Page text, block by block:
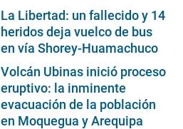
La Libertad: un fallecido y 14
heridos deja vuelco de bus
en vía Shorey-Huamachuco
Volcán Ubinas inició proceso
eruptivo: la inminente
evacuación de la población
en Moquegua y Arequipa